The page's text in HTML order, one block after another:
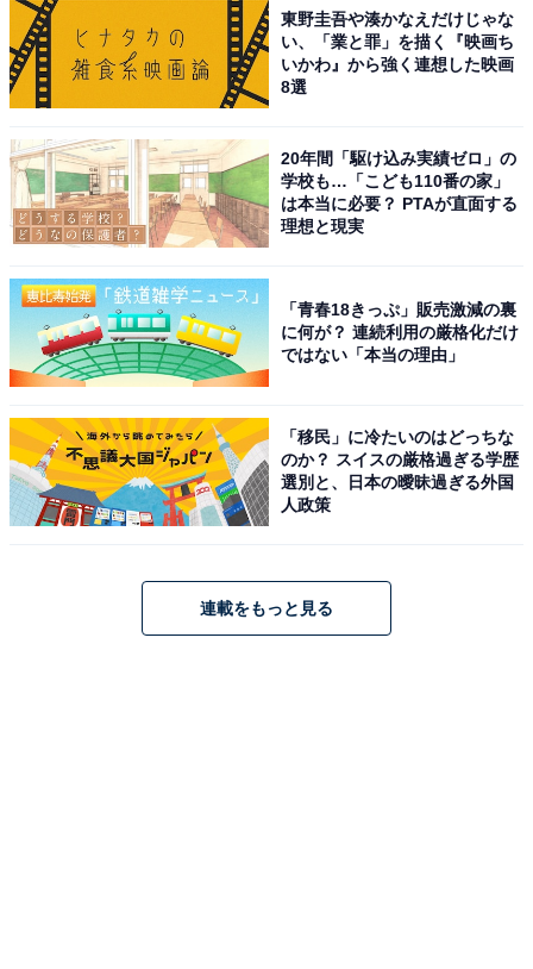
東野圭吾や湊かなえだけじゃな
い、「業と罪」を描く『映画ち
いかわ』から強く連想した映画
8選
20年間「駆け込み実績ゼロ」の
学校も…「こども110番の家」
は本当に必要？ PTAが直面する
理想と現実
「青春18きっぷ」販売激減の裏
に何が？ 連続利用の厳格化だけ
ではない「本当の理由」
「移民」に冷たいのはどっちな
のか？ スイスの厳格過ぎる学歴
選別と、日本の曖昧過ぎる外国
人政策
連載をもっと見る